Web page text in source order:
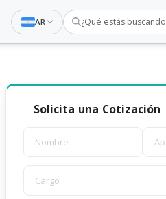
AR ¿Qué estás
Solicita una Cotización